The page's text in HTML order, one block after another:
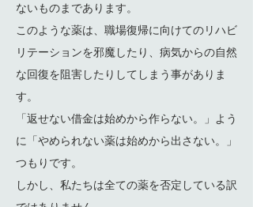
ないものまであります。
このような薬は、職場復帰に向けてのリハビ
リテーションを邪魔したり、病気からの自然
な回復を阻害したりしてしまう事がありま
す。
「返せない借金は始めから作らない。」よう
に「やめられない薬は始めから出さない。」
つもりです。
しかし、私たちは全ての薬を否定している訳